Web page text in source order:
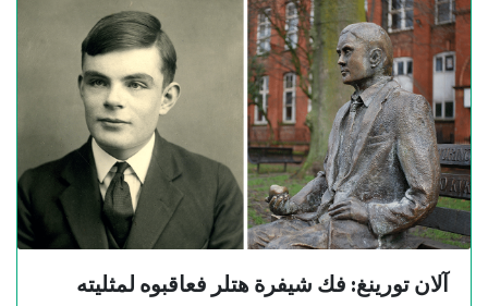
آلان تورينغ: فك شيفرة هتلر فعاقبوه لمثليته